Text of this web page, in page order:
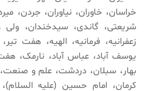
خراسان، خاوران، نیاوران، جردن،
شریعتی، گاندی، سیدخندان، ولی
زعفرانیه، فرمانیه، الهیه، هفت
یوسف آباد، عباس آباد، نارمک،
بهار، سبلان، دردشت، علم و
کرمان، امام حسین (علیه السلام)،